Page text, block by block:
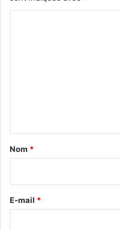
a
e
Nom *
E-mail *